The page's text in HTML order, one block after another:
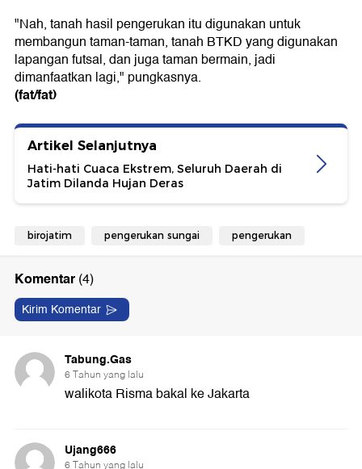
"Nah, tanah hasil pengerukan itu digunakan untuk
membangun taman-taman, tanah BTKD yang digunakan
lapangan futsal, dan juga taman bermain, jadi
dimanfaatkan lagi," pungkasnya.
(fat/fat)
Artikel Selanjutnya
Hati-hati Cuaca Ekstrem, Seluruh Daerah di
Jatim Dilanda Hujan Deras
birojatim pengerukan sungai pengerukan